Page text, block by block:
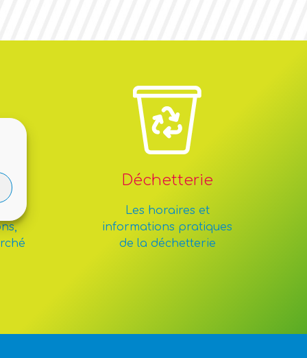
Déchetterie
Les horaires et
informations pratiques
de la déchetterie